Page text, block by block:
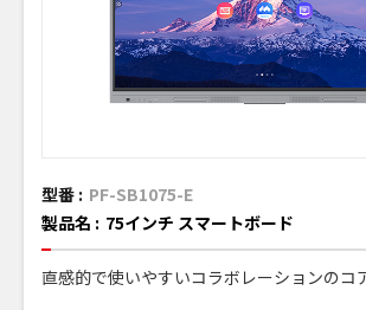
型番 : PF-SB1075-E
製品名 : 75インチ スマートボード
直感的で使いやすいコラボレーションのコ